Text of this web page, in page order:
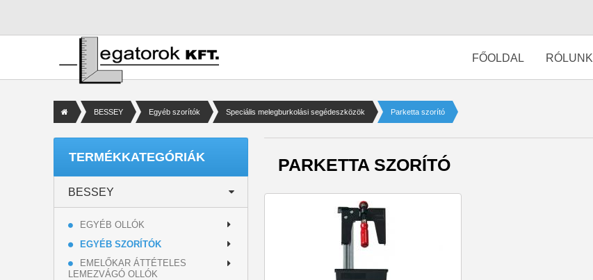
FŐOLDAL RÓLUNK
BESSEY Egyéb szorítók Speciális melegburkolási segédeszközök Parketta szorító
TERMÉKKATEGÓRIÁK
BESSEY
EGYÉB OLLÓK
EGYÉB SZORÍTÓK
EMELŐKAR ÁTTÉTELES
LEMEZVÁGÓ OLLÓK
PARKETTA SZORÍTÓ